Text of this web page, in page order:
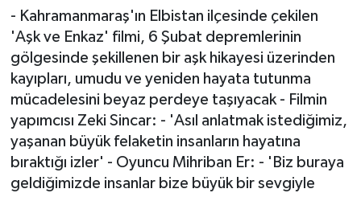
- Kahramanmaraş'ın Elbistan ilçesinde çekilen
'Aşk ve Enkaz' filmi, 6 Şubat depremlerinin
gölgesinde şekillenen bir aşk hikayesi üzerinden
kayıpları, umudu ve yeniden hayata tutunma
mücadelesini beyaz perdeye taşıyacak - Filmin
yapımcısı Zeki Sincar: - 'Asıl anlatmak istediğimiz,
yaşanan büyük felaketin insanların hayatına
bıraktığı izler' - Oyuncu Mihriban Er: - 'Biz buraya
geldiğimizde insanlar bize büyük bir sevgiyle